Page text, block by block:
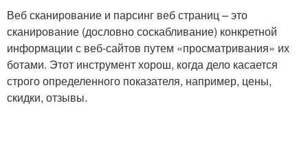
Веб сканирование и парсинг веб страниц – это
сканирование (дословно соскабливание) конкретной
информации с веб-сайтов путем «просматривания» их
ботами. Этот инструмент хорош, когда дело касается
строго определенного показателя, например, цены,
скидки, отзывы.